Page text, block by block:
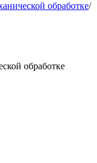
обработке/
обработке